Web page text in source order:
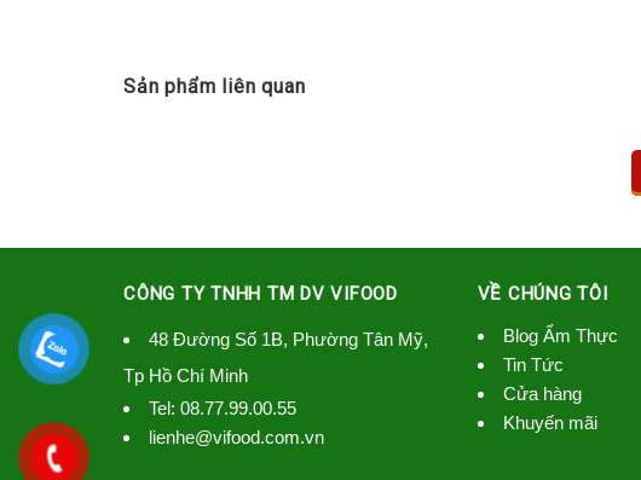
Sản phẩm liên quan
CÔNG TY TNHH TM DV VIFOOD
48 Đường Số 1B, Phường Tân Mỹ,
Tp Hồ Chí Minh
Tel: 08.77.99.00.55
lienhe@vifood.com.vn
VỀ CHÚNG TÔI
Blog Ẩm Thực
Tin Tức
Cửa hàng
Khuyến mãi